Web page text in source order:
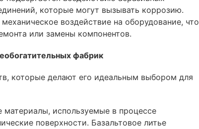
которые могут вызывать коррозию.
воздействие на оборудование, что
или замены компонентов.
фабрик
которые делают его идеальным выбором для
материалы, используемые в процессе
поверхности. Базальтовое литье